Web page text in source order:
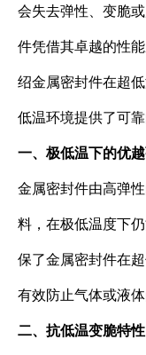
会失去弹性、变脆
件凭借其卓越的性
绍金属密封件在超
低温环境提供了可靠
一、极低温下的优越
金属密封件由高弹
料，在极低温度下
保了金属密封件在
有效防止气体或液体
二、抗低温变脆特性